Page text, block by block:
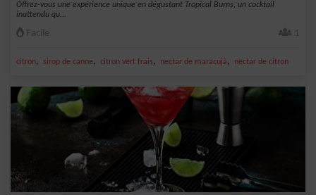
Offrez-vous une expérience unique en dégustant Tropical Burns, un cocktail
inattendu qu...
Facile 1
citron, sirop de canne, citron vert frais, nectar de maracujà, nectar de citron